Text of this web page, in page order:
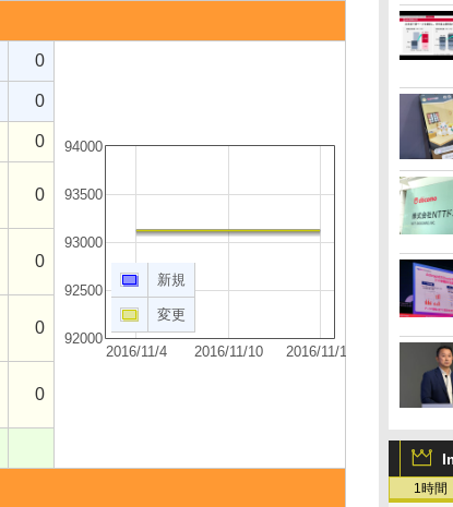
1時間
0
2016/11/4 2016/11/10 2016/11/17
92000
92500
93000
93500
94000
新規
変更
0
0
0
0
0
0